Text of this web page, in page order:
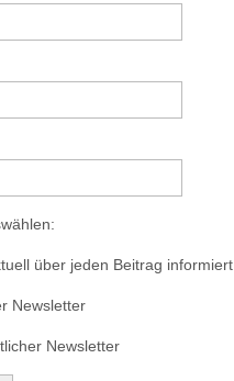
über jeden Beitrag informiert
Newsletter
Newsletter